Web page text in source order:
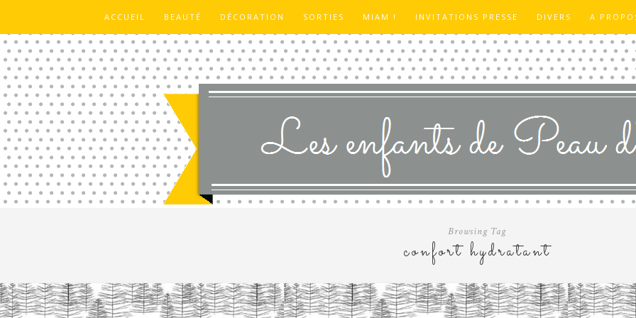
ACCUEIL BEAUTÉ DÉCORATION SORTIES MIAM ! INVITATIONS PRESSE DIVERS A
Browsing Tag
confort hydratant